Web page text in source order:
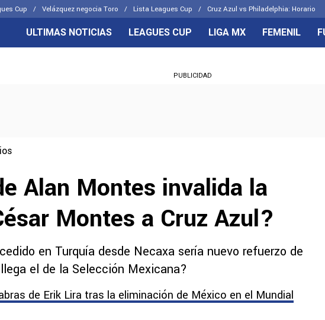
Cup Velázquez negocia Toro Lista Leagues Cup Cruz Azul vs Philadelphia: Horario
CELESTES
ULTIMAS NOTICIAS LEAGUES CUP LIGA MX FEMENIL
PUBLICIDAD
Alan Montes invalida la
Montes a Cruz Azul?
en Turquía desde Necaxa sería nuevo refuerzo de
el de la Selección Mexicana?
de Erik Lira tras la eliminación de México en el Mundial